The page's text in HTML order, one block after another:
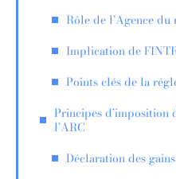
Rôle de l’Agence
Implication de
Points clés de la
Principes d’imposition
l’ARC
Déclaration des